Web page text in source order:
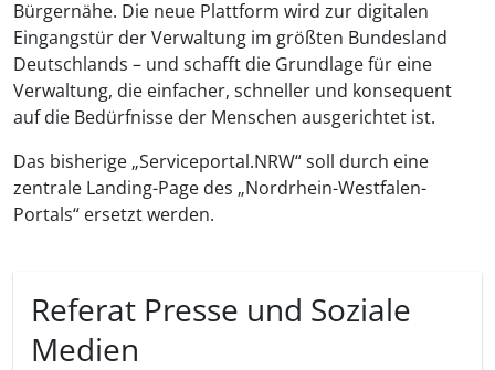
Bürgernähe. Die neue Plattform wird zur digitalen
Eingangstür der Verwaltung im größten Bundesland
Deutschlands – und schafft die Grundlage für eine
Verwaltung, die einfacher, schneller und konsequent
auf die Bedürfnisse der Menschen ausgerichtet ist.
Das bisherige „Serviceportal.NRW“ soll durch eine
zentrale Landing-Page des „Nordrhein-Westfalen-
Portals“ ersetzt werden.
Referat Presse und Soziale
Medien